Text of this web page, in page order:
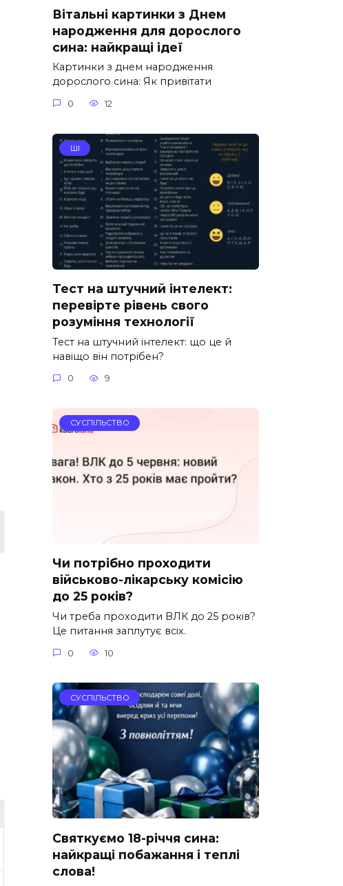
Вітальні картинки з Днем
народження для дорослого
сина: найкращі ідеї
Картинки з днем народження
дорослого сина: Як привітати
0 12
ШІ
Тест на штучний інтелект:
перевірте рівень свого
розуміння технології
Тест на штучний інтелект: що це й
навіщо він потрібен?
0 9
СУСПІЛЬСТВО
Чи потрібно проходити
військово-лікарську комісію
до 25 років?
Чи треба проходити ВЛК до 25 років?
Це питання заплутує всіх.
0 10
СУСПІЛЬСТВО
Святкуємо 18-річчя сина:
найкращі побажання і теплі
слова!